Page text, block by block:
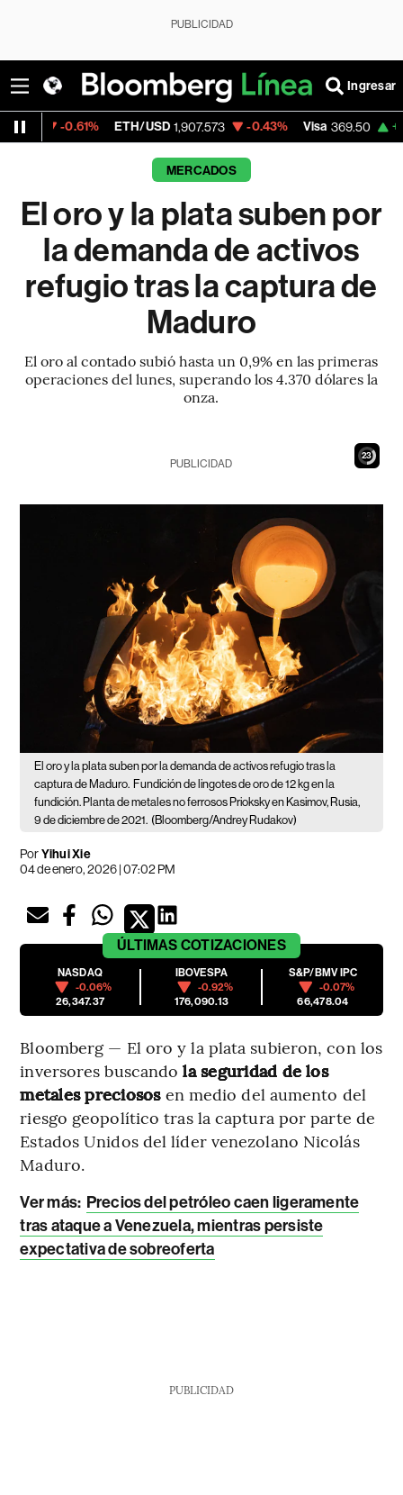
PUBLICIDAD
Ingresar
ETH/USD 1,907.573 -0.43% Visa 369.50 +0.26%
MERCADOS
El oro y la plata suben por
la demanda de activos
refugio tras la captura de
Maduro
El oro al contado subió hasta un 0,9% en las primeras
operaciones del lunes, superando los 4.370 dólares la
onza.
22
PUBLICIDAD
El oro y la plata suben por la demanda de activos refugio tras la
captura de Maduro. Fundición de lingotes de oro de 12 kg en la
fundición. Planta de metales no ferrosos Prioksky en Kasimov, Rusia,
9 de diciembre de 2021. (Bloomberg/Andrey Rudakov)
PorYihui Xie
04 de enero, 2026 | 07:02 PM
ÚLTIMAS COTIZACIONES
NASDAQ
-0.06%
26,347.37
IBOVESPA
-0.92%
176,090.13
S&P/BMV IPC
-0.07%
66,478.04
Bloomberg — El oro y la plata subieron, con los
inversores buscandola seguridad de los
metales preciososen medio del aumento del
riesgo geopolítico tras la captura por parte de
Estados Unidos del líder venezolano Nicolás
Maduro.
Ver más: Precios del petróleo caen ligeramente
tras ataque a Venezuela, mientras persiste
expectativa de sobreoferta
PUBLICIDAD